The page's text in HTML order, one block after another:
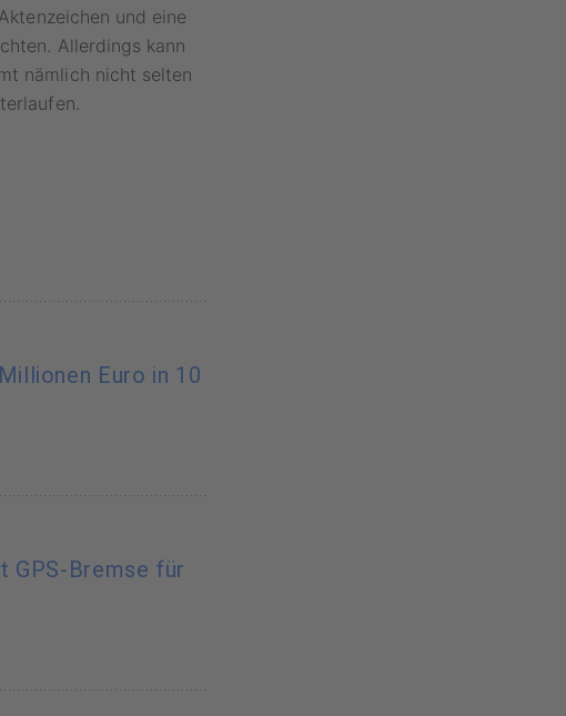
und eine
Allerdings kann
nämlich nicht selten
Euro in 10
GPS-Bremse für